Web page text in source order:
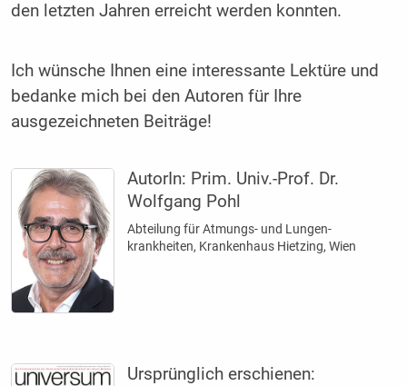
den letzten Jahren erreicht werden konnten.
Ich wünsche Ihnen eine interessante Lektüre und
bedanke mich bei den Autoren für Ihre
ausgezeichneten Beiträge!
AutorIn: Prim. Univ.-Prof. Dr.
Wolfgang Pohl
Abteilung für Atmungs- und Lungen­
krankheiten, Krankenhaus Hietzing, Wien
Ursprünglich erschienen: